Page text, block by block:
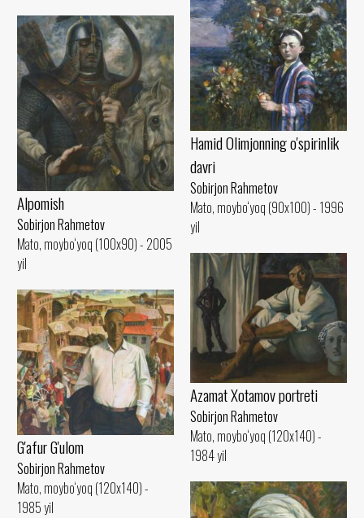
Hamid Olimjonning o'spirinlik
davri
Sobirjon Rahmetov
Mato, moybo‘yoq (90x100) - 1996
yil
Alpomish
Sobirjon Rahmetov
Mato, moybo‘yoq (100x90) - 2005
yil
Azamat Xotamov portreti
Sobirjon Rahmetov
Mato, moybo‘yoq (120x140) -
1984 yil
G'afur G'ulom
Sobirjon Rahmetov
Mato, moybo‘yoq (120x140) -
1985 yil